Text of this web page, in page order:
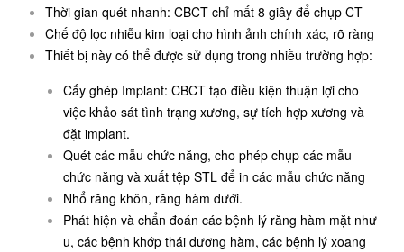
Thời gian quét nhanh: CBCT chỉ mất 8 giây để chụp CT
Chế độ lọc nhiễu kim loại cho hình ảnh chính xác, rõ ràng
Thiết bị này có thể được sử dụng trong nhiều trường hợp:
Cấy ghép Implant: CBCT tạo điều kiện thuận lợi cho
việc khảo sát tình trạng xương, sự tích hợp xương và
đặt implant.
Quét các mẫu chức năng, cho phép chụp các mẫu
chức năng và xuất tệp STL để in các mẫu chức năng
Nhổ răng khôn, răng hàm dưới.
Phát hiện và chẩn đoán các bệnh lý răng hàm mặt như
u, các bệnh khớp thái dương hàm, các bệnh lý xoang